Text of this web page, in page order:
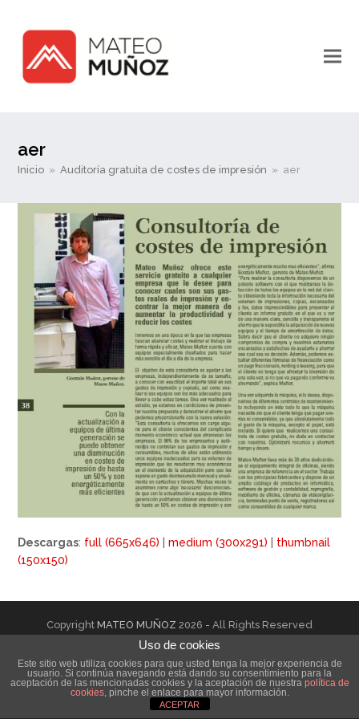
aer
Inicio » Auditoría gratuita de costes de impresión » aer
Descargas: full (665x646) |medium (300x291)
thumbnail
(150x150)
Copyright MATEO MUÑOZ 2026 - All Rights Reserved
Uso de cookies
Este sitio web utiliza cookies para que usted tenga la mejor experiencia de
usuario. Si continúa navegando está dando su consentimiento para la
aceptación de las mencionadas cookies y la aceptación de nuestra política de
cookies, pinche el enlace para mayor información.
ACEPTAR